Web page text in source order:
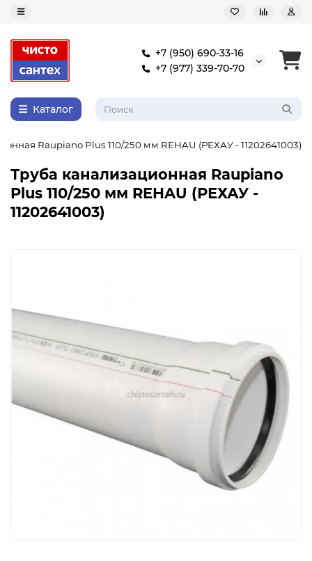
+7 (950) 690-33-16
+7 (977) 339-70-70
Каталог
Raupiano Plus 110/250 мм REHAU (РЕХАУ - 11202641003)
Труба канализационная Raupiano
Plus 110/250 мм REHAU (РЕХАУ -
11202641003)